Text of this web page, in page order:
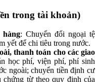
trong tài khoản)
hàng: Chuyển đổi ngoại tệ
yết để chi tiêu trong nước.
thanh toán cho các giao
học phí, viện phí, phí sinh
ngoài; chuyển tiền định cư
chứng từ theo quy định của